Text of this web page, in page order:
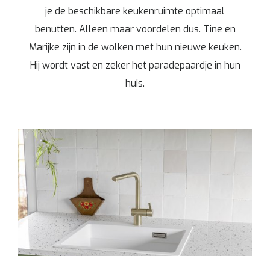
je de beschikbare keukenruimte optimaal
benutten. Alleen maar voordelen dus. Tine en
Marijke zijn in de wolken met hun nieuwe keuken.
Hij wordt vast en zeker het paradepaardje in hun
huis.